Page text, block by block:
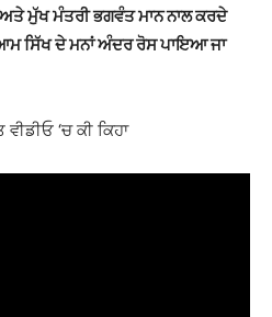
ਮੁੱਖ ਮੰਤਰੀ ਭਗਵੰਤ ਮਾਨ ਨਾਲ ਕਰਦੇ
ਸਿੱਖ ਦੇ ਮਨਾਂ ਅੰਦਰ ਰੋਸ ਪਾਇਆ ਜਾ
‘ਚ ਕੀ ਕਿਹਾ